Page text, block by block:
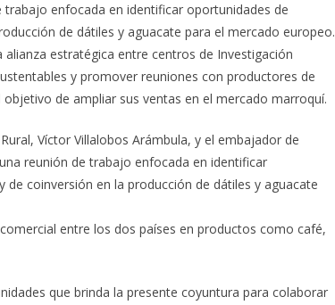
enfocada en identificar oportunidades de
de dátiles y aguacate para el mercado europeo.
estratégica entre centros de Investigación
y promover reuniones con productores de
de ampliar sus ventas en el mercado marroquí.
Víctor Villalobos Arámbula, y el embajador de
reunión de trabajo enfocada en identificar
coinversión en la producción de dátiles y aguacate
entre los dos países en productos como café,
que brinda la presente coyuntura para colaborar